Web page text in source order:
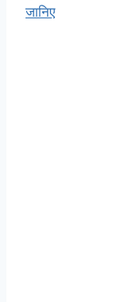
जानिए